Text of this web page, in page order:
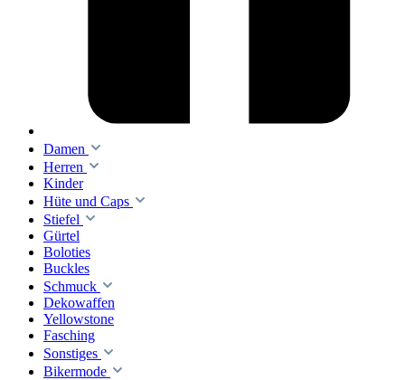
Damen
Herren
Kinder
Hüte und Caps
Stiefel
Gürtel
Boloties
Buckles
Schmuck
Dekowaffen
Yellowstone
Fasching
Sonstiges
Bikermode